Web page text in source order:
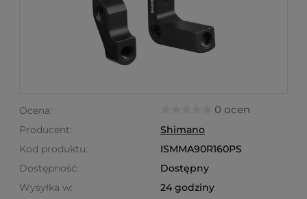
Ocena: 0 ocen
Producent:
Shimano
Kod produktu:
ISMMA90R160PS
Dostępność:
Dostępny
Wysyłka w:
24 godziny